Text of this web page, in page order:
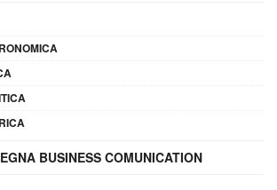
BUSINESS COMUNICATION